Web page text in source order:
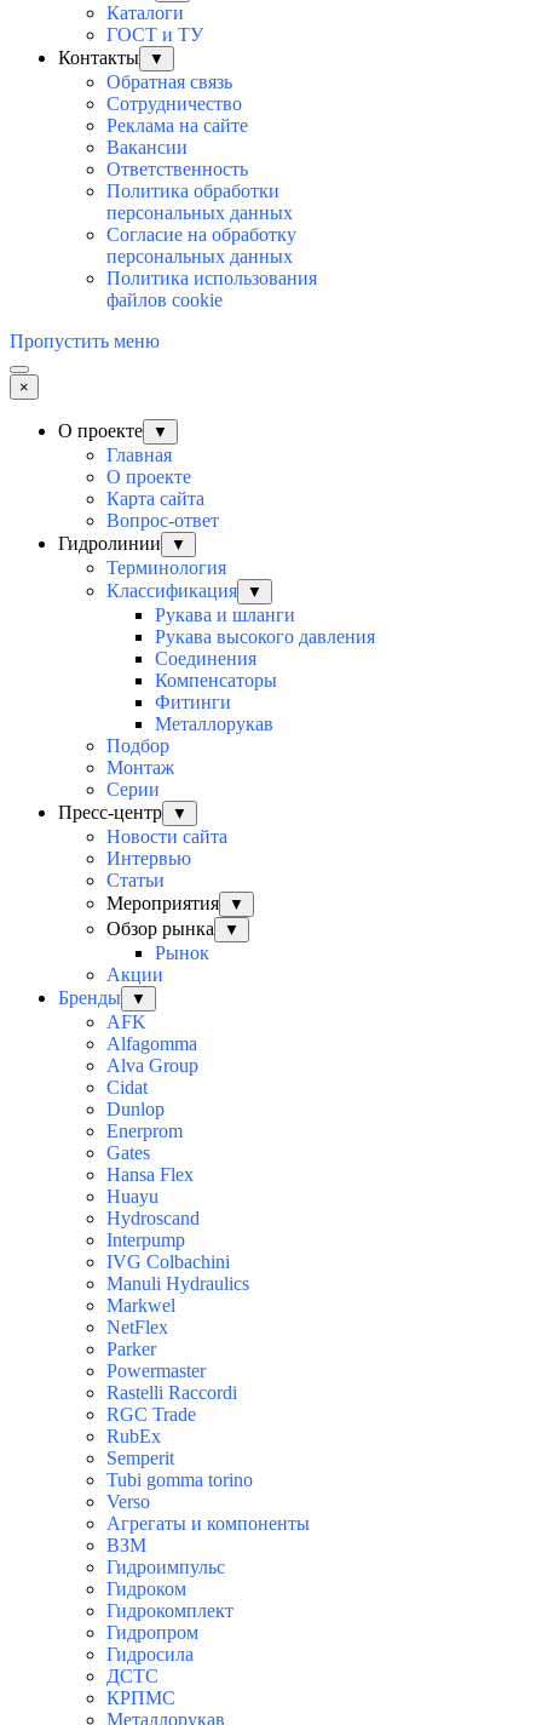
Каталоги
ГОСТ и ТУ
Контакты
▼
Обратная связь
Сотрудничество
Реклама на сайте
Вакансии
Ответственность
Политика обработки
персональных данных
Согласие на обработку
персональных данныx
Политика использования
файлов cookie
Пропустить меню
×
О проекте ▼
Главная
О проекте
Карта сайта
Вопрос-ответ
Гидролинии
▼
Терминология
Классификация
▼
Рукава и шланги
Рукава высокого давления
Соединения
Компенсаторы
Фитинги
Металлорукав
Подбор
Монтаж
Серии
Пресс-центр
▼
Новости сайта
Интервью
Статьи
Мероприятия
▼
Обзор рынка ▼
Рынок
Акции
Бренды
▼
AFK
Alfagomma
Alva Group
Cidat
Dunlop
Enerprom
Gates
Hansa Flex
Huayu
Hydroscand
Interpump
IVG Colbachini
Manuli Hydraulics
Markwel
NetFlex
Parker
Powermaster
Rastelli Raccordi
RGC Trade
RubEx
Semperit
Tubi gomma torino
Verso
Агрегаты и компоненты
ВЗМ
Гидроимпульс
Гидроком
Гидрокомплект
Гидропром
Гидросила
ДСТС
КРПМС
Металлорукав